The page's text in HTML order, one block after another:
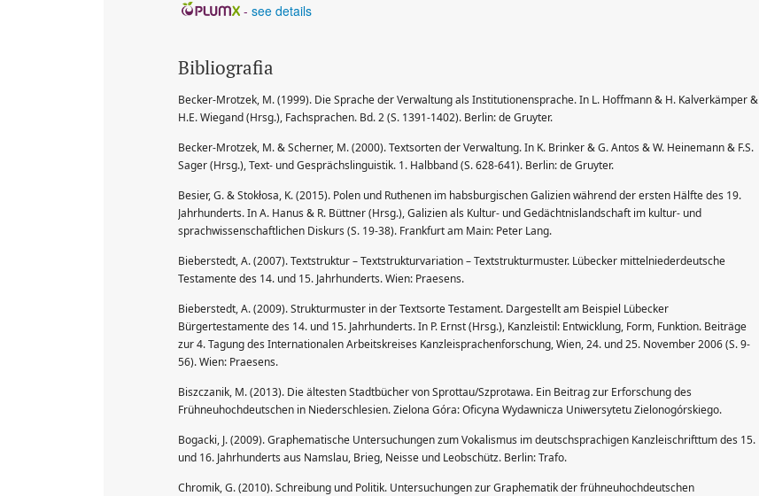
- see details
Bibliografia
Becker-Mrotzek, M. (1999). Die Sprache der Verwaltung als Institutionensprache. In L. Hoffmann & H. Kalverkämper &
H.E. Wiegand (Hrsg.), Fachsprachen. Bd. 2 (S. 1391-1402). Berlin: de Gruyter.
Becker-Mrotzek, M. & Scherner, M. (2000). Textsorten der Verwaltung. In K. Brinker & G. Antos & W. Heinemann & F.S.
Sager (Hrsg.), Text- und Gesprächslinguistik. 1. Halbband (S. 628-641). Berlin: de Gruyter.
Besier, G. & Stokłosa, K. (2015). Polen und Ruthenen im habsburgischen Galizien während der ersten Hälfte des 19.
Jahrhunderts. In A. Hanus & R. Büttner (Hrsg.), Galizien als Kultur- und Gedächtnislandschaft im kultur- und
sprachwissenschaftlichen Diskurs (S. 19-38). Frankfurt am Main: Peter Lang.
Bieberstedt, A. (2007). Textstruktur – Textstrukturvariation – Textstrukturmuster. Lübecker mittelniederdeutsche
Testamente des 14. und 15. Jahrhunderts. Wien: Praesens.
Bieberstedt, A. (2009). Strukturmuster in der Textsorte Testament. Dargestellt am Beispiel Lübecker
Bürgertestamente des 14. und 15. Jahrhunderts. In P. Ernst (Hrsg.), Kanzleistil: Entwicklung, Form, Funktion. Beiträge
zur 4. Tagung des Internationalen Arbeitskreises Kanzleisprachenforschung, Wien, 24. und 25. November 2006 (S. 9-
56). Wien: Praesens.
Biszczanik, M. (2013). Die ältesten Stadtbücher von Sprottau/Szprotawa. Ein Beitrag zur Erforschung des
Frühneuhochdeutschen in Niederschlesien. Zielona Góra: Oficyna Wydawnicza Uniwersytetu Zielonogórskiego.
Bogacki, J. (2009). Graphematische Untersuchungen zum Vokalismus im deutschsprachigen Kanzleischrifttum des 15.
und 16. Jahrhunderts aus Namslau, Brieg, Neisse und Leobschütz. Berlin: Trafo.
Chromik, G. (2010). Schreibung und Politik. Untersuchungen zur Graphematik der frühneuhochdeutschen